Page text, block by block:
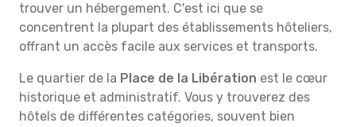
trouver un hébergement. C'est ici que se
concentrent la plupart des établissements hôteliers,
offrant un accès facile aux services et transports.
Le quartier de la Place de la Libération est le cœur
historique et administratif. Vous y trouverez des
hôtels de différentes catégories, souvent bien